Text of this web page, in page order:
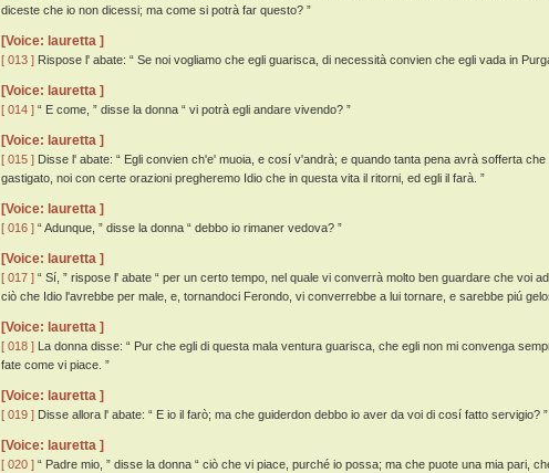
diceste che io non dicessi; ma come si potrà far questo? ”
[Voice: lauretta ]
[ 013 ] Rispose l' abate: “ Se noi vogliamo che egli guarisca, di necessità convien che egli vada in
[Voice: lauretta ]
[ 014 ] “ E come, ” disse la donna “ vi potrà egli andare vivendo? ”
[Voice: lauretta ]
[ 015 ] Disse l' abate: “ Egli convien ch'e' muoia, e cosí v'andrà; e quando tanta pena avrà sofferta
gastigato, noi con certe orazioni pregheremo Idio che in questa vita il ritorni, ed egli il farà. ”
[Voice: lauretta ]
[ 016 ] “ Adunque, ” disse la donna “ debbo io rimaner vedova? ”
[Voice: lauretta ]
[ 017 ] “ Sí, ” rispose l' abate “ per un certo tempo, nel quale vi converrà molto ben guardare che voi
ciò che Idio l'avrebbe per male, e, tornandoci Ferondo, vi converrebbe a lui tornare, e sarebbe piú
[Voice: lauretta ]
[ 018 ] La donna disse: “ Pur che egli di questa mala ventura guarisca, che egli non mi convenga
fate come vi piace. ”
[Voice: lauretta ]
[ 019 ] Disse allora l' abate: “ E io il farò; ma che guiderdon debbo io aver da voi di cosí fatto servigio? ”
[Voice: lauretta ]
[ 020 ] “ Padre mio, ” disse la donna “ ciò che vi piace, purché io possa; ma che puote una mia pari,